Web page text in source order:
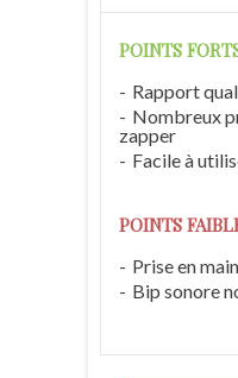
POINTS
Rapport
Nombreux
zapper
Facile à
POINTS
Prise en main
Bip sonore